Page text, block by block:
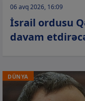
06 avq 2026, 16:09
İsrail ordusu
davam
DÜNYA